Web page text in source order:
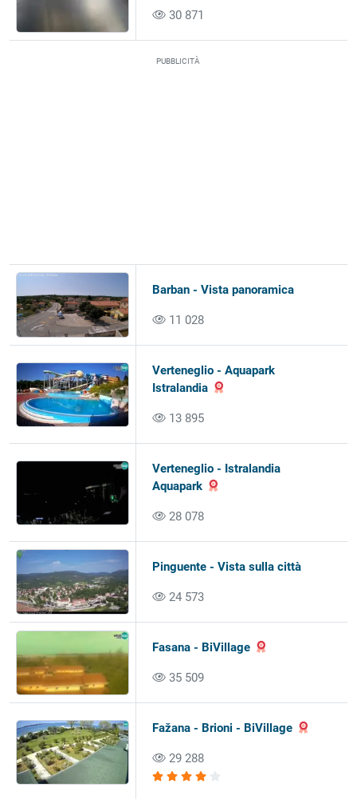
30 871
PUBBLICITÀ
Barban - Vista panoramica
11 028
Verteneglio - Aquapark
Istralandia
13 895
Verteneglio - Istralandia
Aquapark
28 078
Pinguente - Vista sulla città
24 573
Fasana - BiVillage
35 509
Fažana - Brioni - BiVillage
29 288